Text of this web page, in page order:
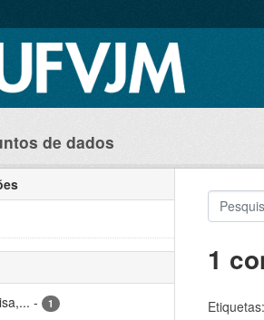
de dados
- 1
1
Etiquetas: